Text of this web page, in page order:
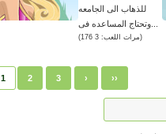
للذهاب الى الجامعه
(مرات اللعب: 3 176)
1 2 3 › ››